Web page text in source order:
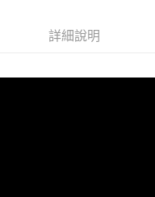
詳細說明